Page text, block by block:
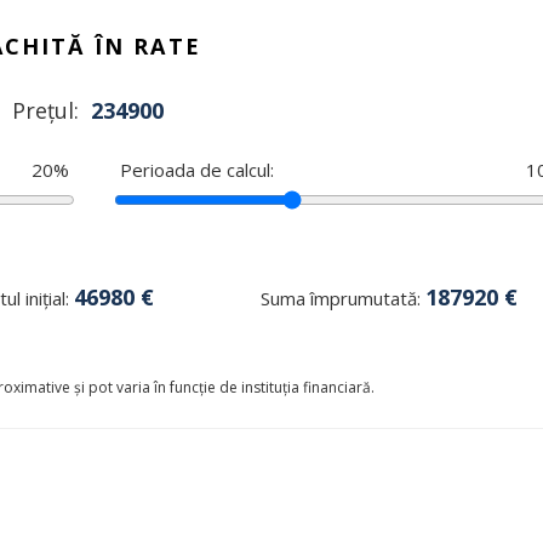
ÎN RATE
Prețul: 234900
20% Perioada de calcul:
inițial: 46980€ Suma împrumutată: 187920€
și pot varia în funcție de instituția financiară.